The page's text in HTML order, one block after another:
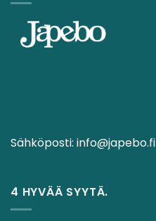
Sähköposti: info@japebo.fi
4 HYVÄÄ SYYTÄ.